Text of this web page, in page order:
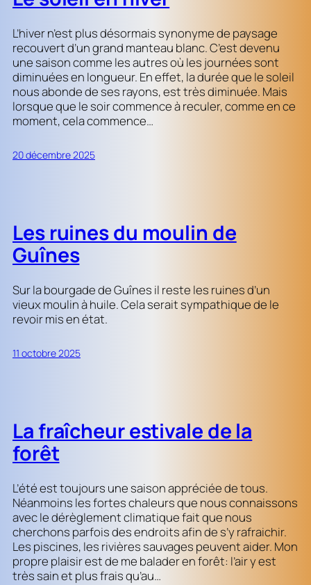
L’hiver n’est plus désormais synonyme de paysage
recouvert d’un grand manteau blanc. C’est devenu
une saison comme les autres où les journées sont
diminuées en longueur. En effet, la durée que le soleil
nous abonde de ses rayons, est très diminuée. Mais
lorsque que le soir commence à reculer, comme en ce
moment, cela commence…
20 décembre 2025
Les ruines du moulin de
Guînes
Sur la bourgade de Guînes il reste les ruines d’un
vieux moulin à huile. Cela serait sympathique de le
revoir mis en état.
11 octobre 2025
La fraîcheur estivale de la
forêt
L’été est toujours une saison appréciée de tous.
Néanmoins les fortes chaleurs que nous connaissons
avec le dérèglement climatique fait que nous
cherchons parfois des endroits afin de s’y rafraichir.
Les piscines, les rivières sauvages peuvent aider. Mon
propre plaisir est de me balader en forêt: l’air y est
très sain et plus frais qu’au…